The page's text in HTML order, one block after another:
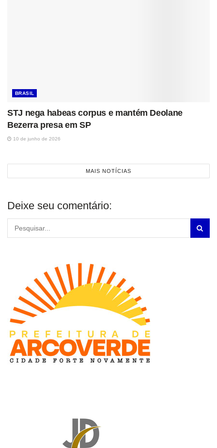
BRASIL
STJ nega habeas corpus e mantém Deolane
Bezerra presa em SP
10 de junho de 2026
MAIS NOTÍCIAS
Deixe seu comentário: